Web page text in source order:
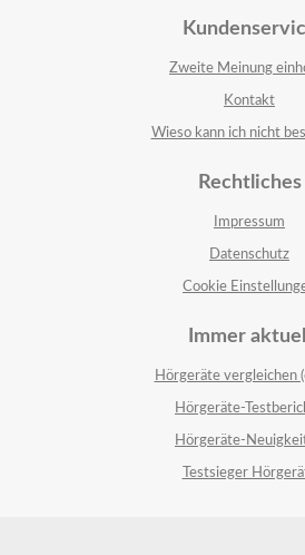
Zweite Meinung
Kontakt
Wieso kann ich nicht
Rechtliches
Impressum
Datenschutz
Cookie
Immer aktuell
Hörgeräte vergleichen
Hörgeräte-
Hörgeräte-
Testsieger